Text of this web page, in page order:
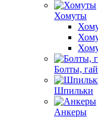
Хомуты
Болты,
Шпильки
Анкеры